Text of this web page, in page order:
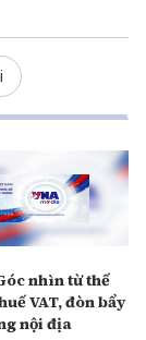
nhìn từ thế
VAT, đòn bẩy
nội địa